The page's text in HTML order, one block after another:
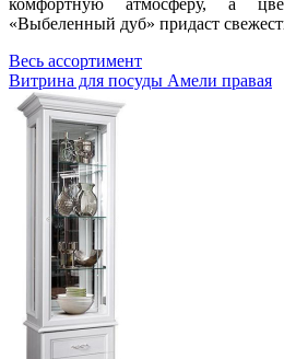
«Выбеленный дуб» придаст
Весь ассортимент
Витрина для посуды Амели правая